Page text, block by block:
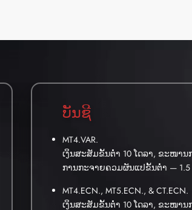
ບັນຊີ
MT4.VAR.
ເງິນສະສັມຂັ້ນຕ່ຳ 10 ໂດລາ, ຂະໜານ
ການກະຈາຍຄວມຜັນແປຂັ້ນຕ່ຳ — 1.5
MT4.ECN., MT5.ECN., & CT.ECN.
ເງິນສະສັມຂັ້ນຕ່ຳ 10 ໂດລາ, ຂະໜານ